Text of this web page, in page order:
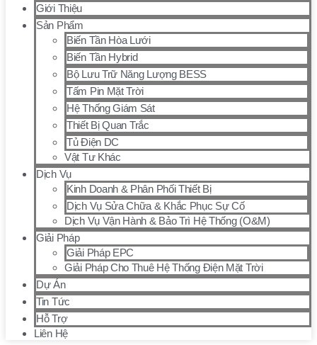
Giới Thiệu
Sản Phẩm
Biến Tần Hòa Lưới
Biến Tần Hybrid
Bộ Lưu Trữ Năng Lượng BESS
Tấm Pin Mặt Trời
Hệ Thống Giám Sát
Thiết Bị Quan Trắc
Tủ Điện DC
Vật Tư Khác
Dịch Vụ
Kinh Doanh & Phân Phối Thiết Bị
Dịch Vụ Sửa Chữa & Khắc Phục Sự Cố
Dịch Vụ Vận Hành & Bảo Trì Hệ Thống (O&M)
Giải Pháp
Giải Pháp EPC
Giải Pháp Cho Thuê Hệ Thống Điện Mặt Trời
Dự Án
Tin Tức
Hỗ Trợ
Liên Hệ